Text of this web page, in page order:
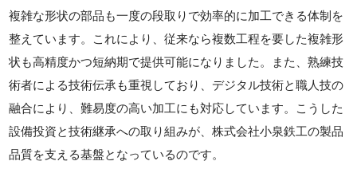
複雑な形状の部品も一度の段取りで効率的に加工できる体制を
整えています。これにより、従来なら複数工程を要した複雑形
状も高精度かつ短納期で提供可能になりました。また、熟練技
術者による技術伝承も重視しており、デジタル技術と職人技の
融合により、難易度の高い加工にも対応しています。こうした
設備投資と技術継承への取り組みが、株式会社小泉鉄工の製品
品質を支える基盤となっているのです。